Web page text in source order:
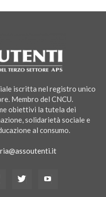
iscritta nel registro unico
Membro del CNCU.
obiettivi la tutela dei
solidarietà sociale e
al consumo.